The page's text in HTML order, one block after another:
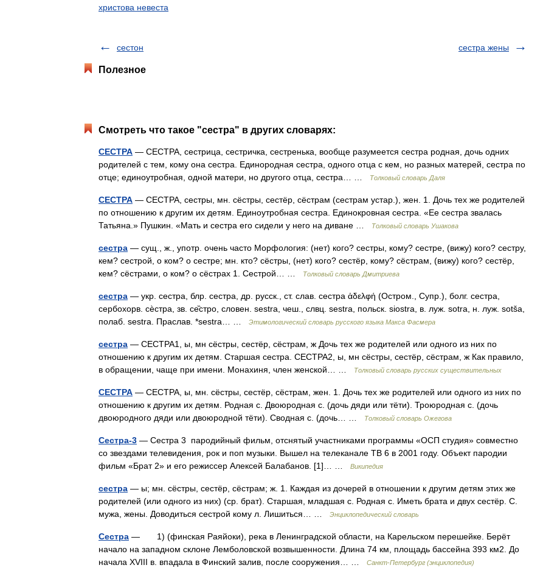
христова невеста
сестон сестра жены
Полезное
Смотреть что такое "сестра" в других словарях:
СЕСТРА — СЕСТРА, сестрица, сестричка, сестренька, вообще разумеется сестра родная, дочь одних
родителей с тем, кому она сестра. Единородная сестра, одного отца с кем, но разных матерей, сестра по
отце; единоутробная, одной матери, но другого отца, сестра… …
Толковый словарь Даля
СЕСТРА — СЕСТРА, сестры, мн. сёстры, сестёр, сёстрам (сестрам устар.), жен. 1. Дочь тех же родителей
по отношению к другим их детям. Единоутробная сестра. Единокровная сестра. «Ее сестра звалась
Татьяна.» Пушкин. «Мать и сестра его сидели у него на диване …
Толковый словарь Ушакова
сестра — сущ., ж., употр. очень часто Морфология: (нет) кого? сестры, кому? сестре, (вижу) кого? сестру,
кем? сестрой, о ком? о сестре; мн. кто? сёстры, (нет) кого? сестёр, кому? сёстрам, (вижу) кого? сестёр,
кем? сёстрами, о ком? о сёстрах 1. Сестрой… …
Толковый словарь Дмитриева
сестра — укр. сестра, блр. сестра, др. русск., ст. слав. сестра ἀδελφή (Остром., Супр.), болг. сестра,
сербохорв. сѐстра, зв. се̏стро, словен. sestra, чеш., слвц. sestra, польск. siostra, в. луж. sotra, н. луж. sоtšа,
полаб. sestra. Праслав. *sestra… …
Этимологический словарь русского языка Макса Фасмера
сестра — СЕСТРА1, ы, мн сёстры, сестёр, сёстрам, ж Дочь тех же родителей или одного из них по
отношению к другим их детям. Старшая сестра. СЕСТРА2, ы, мн сёстры, сестёр, сёстрам, ж Как правило,
в обращении, чаще при имени. Монахиня, член женской… …
Толковый словарь русских существительных
СЕСТРА — СЕСТРА, ы, мн. сёстры, сестёр, сёстрам, жен. 1. Дочь тех же родителей или одного из них по
отношению к другим их детям. Родная с. Двоюродная с. (дочь дяди или тёти). Троюродная с. (дочь
двоюродного дяди или двоюродной тёти). Сводная с. (дочь… …
Толковый словарь Ожегова
Сестра-3 — Сестра 3 пародийный фильм, отснятый участниками программы «ОСП студия» совместно
со звездами телевидения, рок и поп музыки. Вышел на телеканале ТВ 6 в 2001 году. Объект пародии
фильм «Брат 2» и его режиссер Алексей Балабанов. [1]… …
Википедия
сестра — ы; мн. сёстры, сестёр, сёстрам; ж. 1. Каждая из дочерей в отношении к другим детям этих же
родителей (или одного из них) (ср. брат). Старшая, младшая с. Родная с. Иметь брата и двух сестёр. С.
мужа, жены. Доводиться сестрой кому л. Лишиться… …
Энциклопедический словарь
Сестра — 1) (финская Раяйоки), река в Ленинградской области, на Карельском перешейке. Берёт
начало на западном склоне Лемболовской возвышенности. Длина 74 км, площадь бассейна 393 км2. До
начала XVIII в. впадала в Финский залив, после сооружения… …
Санкт-Петербург (энциклопедия)